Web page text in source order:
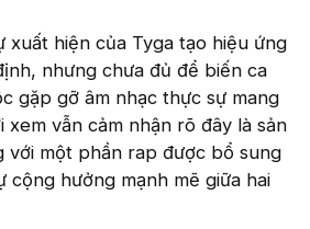
xuất hiện của Tyga tạo hiệu ứng
nhưng chưa đủ để biến ca
gặp gỡ âm nhạc thực sự mang
xem vẫn cảm nhận rõ đây là sản
với một phần rap được bổ sung
cộng hưởng mạnh mẽ giữa hai